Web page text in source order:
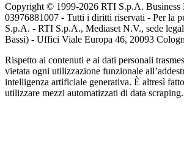
Copyright © 1999-2026 RTI S.p.A. Business
03976881007 - Tutti i diritti riservati - Per la
S.p.A. - RTI S.p.A., Mediaset N.V., sede
Bassi) - Uffici Viale Europa 46, 20093
Rispetto ai contenuti e ai dati personali
vietata ogni utilizzazione funzionale
intelligenza artificiale generativa. È altresì
utilizzare mezzi automatizzati di data scraping.